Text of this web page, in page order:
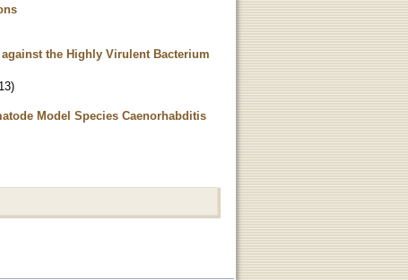
the Highly Virulent Bacterium
)
Model Species Caenorhabditis